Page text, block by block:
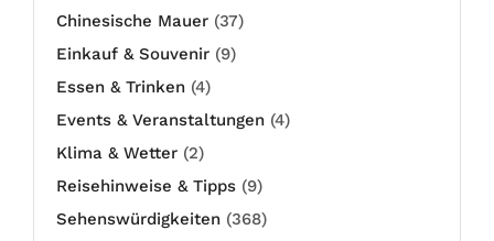
Chinesische Mauer (37)
Einkauf & Souvenir (9)
Essen & Trinken (4)
Events & Veranstaltungen (4)
Klima & Wetter (2)
Reisehinweise & Tipps (9)
Sehenswürdigkeiten (368)